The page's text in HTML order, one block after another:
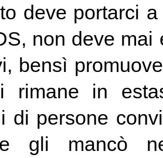
deve portarci
non deve
bensì
rimane in
di persone
gli mancò